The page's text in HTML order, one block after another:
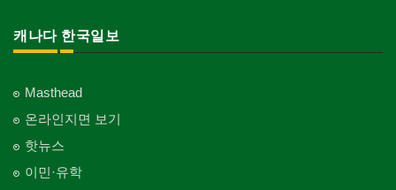
캐나다 한국일보
Masthead
온라인지면 보기
핫뉴스
이민·유학